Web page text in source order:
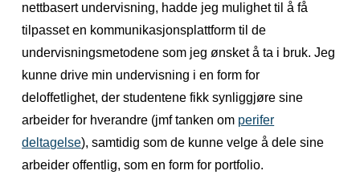
nettbasert undervisning, hadde jeg mulighet til å få
tilpasset en kommunikasjonsplattform til de
undervisningsmetodene som jeg ønsket å ta i bruk. Jeg
kunne drive min undervisning i en form for
deloffetlighet, der studentene fikk synliggjøre sine
arbeider for hverandre (jmf tanken om perifer
deltagelse), samtidig som de kunne velge å dele sine
arbeider offentlig, som en form for portfolio.